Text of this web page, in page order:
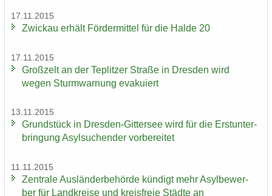
17.11.2015
Zwi­ckau er­hält För­der­mit­tel für die Halde 20
17.11.2015
Groß­zelt an der Te­plit­zer Stra­ße in Dres­den wird
wegen Sturm­war­nung eva­ku­iert
13.11.2015
Grund­stück in Dresden-​Gittersee wird für die Erst­un­ter­
brin­gung Asyl­su­chen­der vor­be­rei­tet
11.11.2015
Zen­tra­le Aus­län­der­be­hör­de kün­digt mehr Asyl­be­wer­
ber für Land­krei­se und kreis­freie Städ­te an